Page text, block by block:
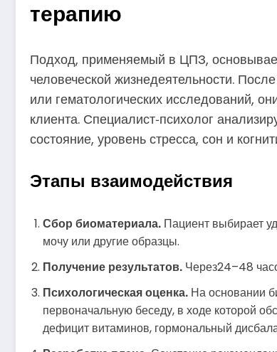
терапию
Подход, применяемый в ЦПЗ,
человеческой жизнедеятельности.
или гематологических исследований,
клиента. Специалист‑психолог
состояние, уровень стресса, сон и
Этапы взаимодействия
Сбор биоматериала. Пациент выбирает
мочу или другие образцы.
Получение результатов. Через24–48
Психологическая оценка. На основании
первоначальную беседу, в ходе которой
дефицит витаминов, гормональный